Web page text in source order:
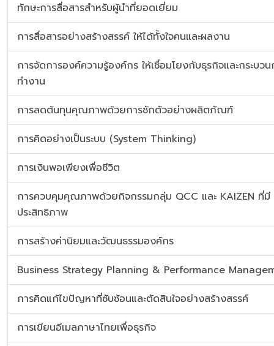
ทักษะการสื่อสารสำหรับผู้นำที่ยอดเยี่ยม
การสื่อสารอย่างสร้างสรรค์ ให้ได้ทั้งใจคนและผลงาน
การจัดการองค์ความรู้องค์กร ให้เชื่อมโยงกับธุรกิจและกระบวน
ทำงาน
การลดต้นทุนคุณภาพด้วยการชักตัวอย่างผลิตภัณฑ์
การคิดอย่างเป็นระบบ (System Thinking)
การเงินพอเพียงเพื่อชีวิต
การควบคุมคุณภาพด้วยกิจกรรมกลุ่ม QCC และ KAIZEN ที่มี
ประสิทธิภาพ
การสร้างค่านิยมและวัฒนธรรมองค์กร
Business Strategy Planning & Performance
การคิดแก้ไขปัญหาที่ซับซ้อนและตัดสินใจอย่างสร้างสรรค์
การเขียนอีเมลภาษาไทยเพื่อธุรกิจ